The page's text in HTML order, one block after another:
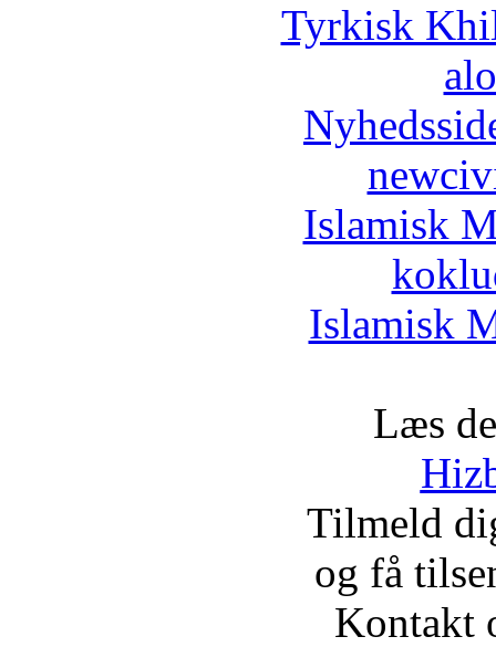
Tyrkisk
Islamisk
Islamisk
Læs
Tilmeld
og få
Kontakt